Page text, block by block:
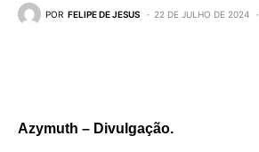
POR FELIPE DE JESUS 22 DE JULHO DE 2024
Azymuth – Divulgação.